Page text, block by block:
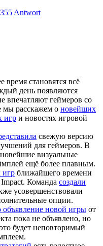
Antwort
время становятся всё
день появляются
впечатляют геймеров со
мы расскажем о новейших
игр и новостях игровой
свежую версию
для геймеров. В
визуальные
ещё более плавным.
игр ближайшего времени
Impact. Команда создали
усовершенствовали
опции.
новой игры от
пока не объявлено, но
будет неповторимый